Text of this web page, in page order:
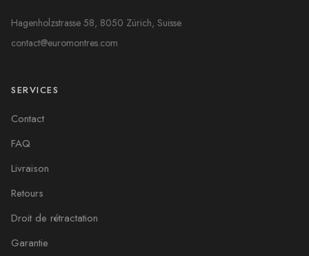
Hagenholzstrasse 58, 8050 Zürich, Suisse
contact@euromontres.com
SERVICES
Contact
FAQ
Livraison
Retours
Droit de rétractation
Garantie